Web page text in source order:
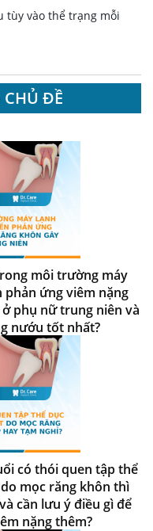
tùy vào thể trạng mỗi
CHỦ ĐỀ
môi trường máy
phản ứng viêm nặng
phụ nữ trung niên và
nướu tốt nhất?
có thói quen tập thể
mọc răng khôn thì
cần lưu ý điều gì để
nặng thêm?